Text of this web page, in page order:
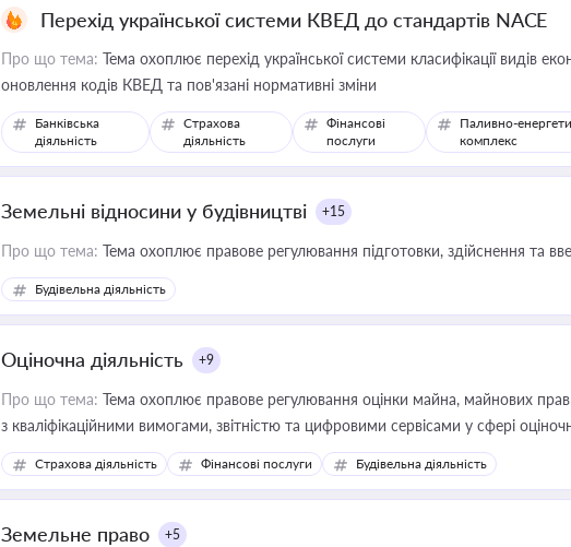
Перехід української системи КВЕД до стандартів NACE
Про що тема: Тема охоплює перехід української системи класифікації видів
оновлення кодів КВЕД та пов'язані нормативні зміни
Банківська
діяльність
Страхова
діяльність
Фінансові
послуги
Паливно-
комплекс
Земельні відносини у будівництві +15
Про що тема: Тема охоплює правове регулювання підготовки, здійснення та
Будівельна діяльність
Оціночна діяльність +9
Про що тема: Тема охоплює правове регулювання оцінки майна, майнових прав
з кваліфікаційними вимогами, звітністю та цифровими сервісами у сфері
медійних змін у цій сфері корисне для власника бізнесу, керівника, юриста або
приватизації, оренди державного майна, корпоративних угод і перевірки статусу
Страхова діяльність Фінансові послуги Будівельна діяльність
Земельне право +5